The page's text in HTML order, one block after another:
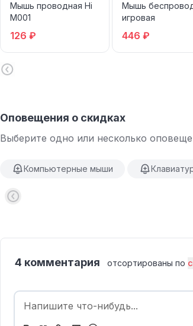
Мышь проводная Hi
M001
126 ₽
Мышь
игровая
446 ₽
Оповещения о скидках
Выберите одно или несколько
Компьютерные мыши
4 комментария отсортированы по